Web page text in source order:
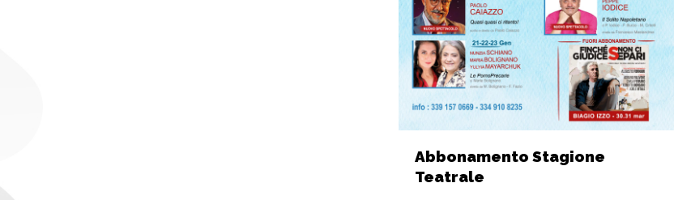
Abbonamento Stagione
Teatrale